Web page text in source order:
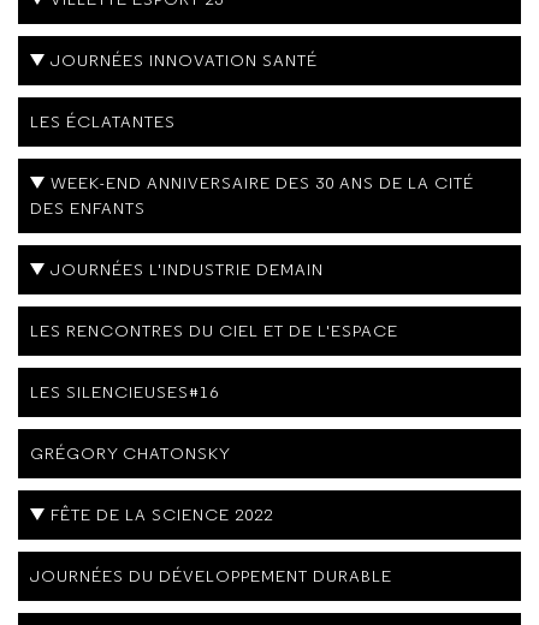
JOURNÉES INNOVATION SANTÉ
LES ÉCLATANTES
WEEK-END ANNIVERSAIRE DES 30 ANS DE LA CITÉ
DES ENFANTS
JOURNÉES L'INDUSTRIE DEMAIN
LES RENCONTRES DU CIEL ET DE L'ESPACE
LES SILENCIEUSES#16
GRÉGORY CHATONSKY
FÊTE DE LA SCIENCE 2022
JOURNÉES DU DÉVELOPPEMENT DURABLE